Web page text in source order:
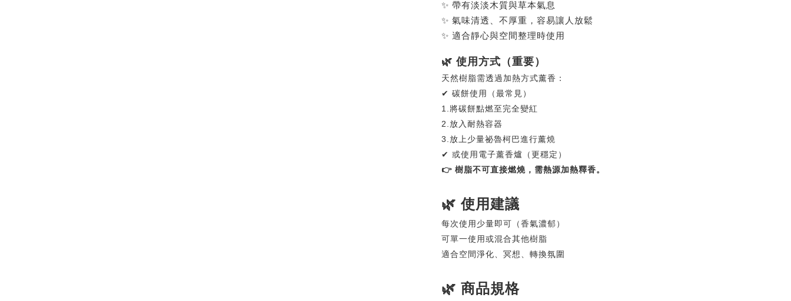
✨ 帶有淡淡木質與草本氣息
✨ 氣味清透、不厚重，容易讓人放鬆
✨ 適合靜心與空間整理時使用
🌿 使用方式（重要）
天然樹脂需透過加熱方式薰香：
✔ 碳餅使用（最常見）
1.將碳餅點燃至完全變紅
2.放入耐熱容器
3.放上少量祕魯柯巴進行薰燒
✔ 或使用電子薰香爐（更穩定）
👉 樹脂不可直接燃燒，需熱源加熱釋香。
🌿 使用建議
每次使用少量即可（香氣濃郁）
可單一使用或混合其他樹脂
適合空間淨化、冥想、轉換氛圍
🌿 商品規格